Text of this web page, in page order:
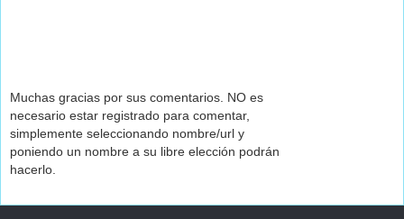
Muchas gracias por sus comentarios. NO es
necesario estar registrado para comentar,
simplemente seleccionando nombre/url y
poniendo un nombre a su libre elección podrán
hacerlo.